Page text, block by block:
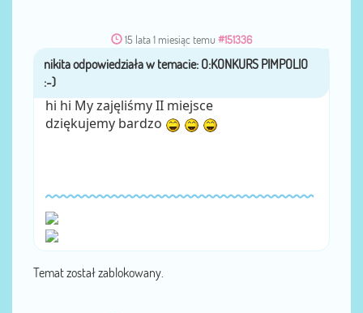
15 lata 1 miesiąc temu #151336
przeznikita
hi hi My zajęliśmy II miejsce
dziękujemy bardzo
Temat został zablokowany.